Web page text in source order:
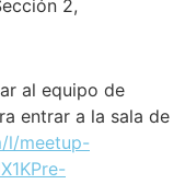
2,
al equipo de
entrar a la sala de
l/meetup-